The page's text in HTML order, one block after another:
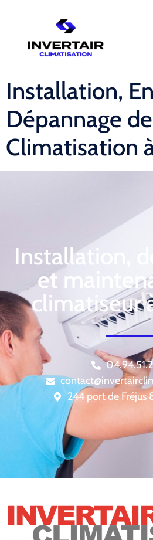
Installation,
Dépannage de
Climatisation
Installation,
et
climatiseur
244 port de Fréjus